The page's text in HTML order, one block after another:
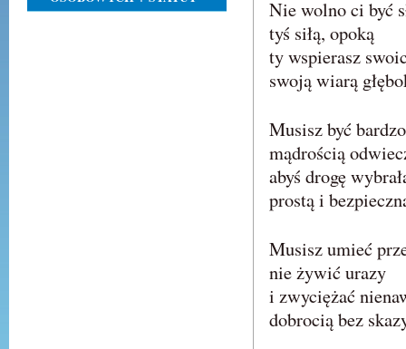
Nie wolno ci być
tyś siłą, opoką
ty wspierasz
swoją wiarą
Musisz być
mądrością
abyś drogę
prostą i
Musisz umieć
nie żywić urazy
i zwyciężać
dobrocią bez